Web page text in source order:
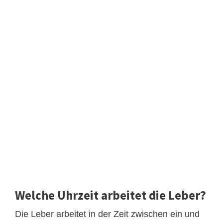
Welche Uhrzeit arbeitet die Leber?
Die Leber arbeitet in der Zeit zwischen ein und